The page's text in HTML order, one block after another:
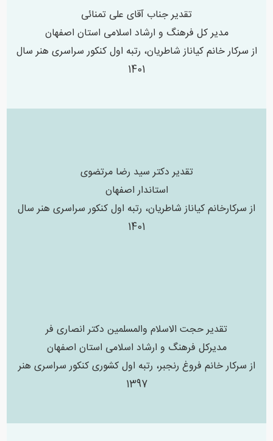
تقدیر جناب آقای علی تمنائی
مدیر کل فرهنگ و ارشاد اسلامی استان اصفهان
از سرکار خانم کیاناز شاطریان، رتبه اول کنکور سراسری هنر سال
1401
تقدیر دکتر سید رضا مرتضوی
استاندار اصفهان
از سرکارخانم کیاناز شاطریان، رتبه اول کنکور سراسری هنر سال
1401
تقدیر حجت الاسلام والمسلمین دکتر انصاری فر
مدیرکل فرهنگ و ارشاد اسلامی استان اصفهان
از سرکار خانم فروغ رنجبر، رتبه اول کشوری کنکور سراسری هنر
1397